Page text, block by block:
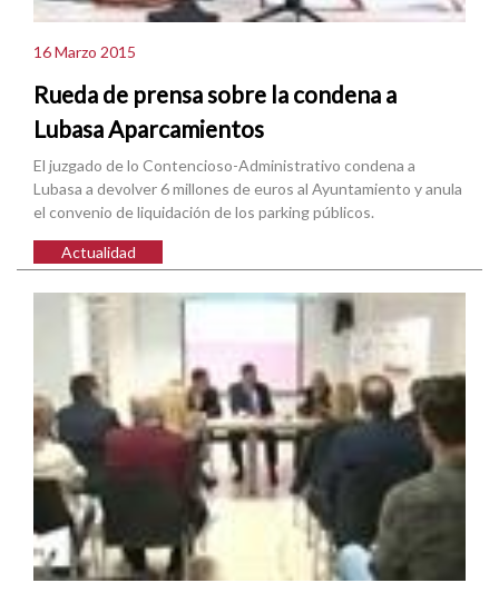
16 Marzo 2015
Rueda de prensa sobre la condena a
Lubasa Aparcamientos
El juzgado de lo Contencioso-Administrativo condena a
Lubasa a devolver 6 millones de euros al Ayuntamiento y anula
el convenio de liquidación de los parking públicos.
Actualidad